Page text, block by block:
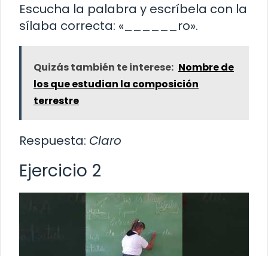
Escucha la palabra y escríbela con la
sílaba correcta: «______ro».
Quizás también te interese: Nombre de
los que estudian la composición
terrestre
Respuesta: Claro
Ejercicio 2